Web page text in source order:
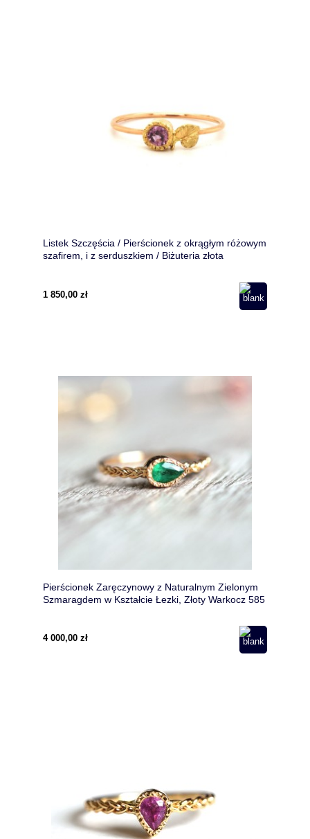
Listek Szczęścia / Pierścionek z okrągłym różowym
szafirem, i z serduszkiem / Biżuteria złota
1 850,00 zł
Pierścionek Zaręczynowy z Naturalnym Zielonym
Szmaragdem w Kształcie Łezki, Złoty Warkocz 585
4 000,00 zł